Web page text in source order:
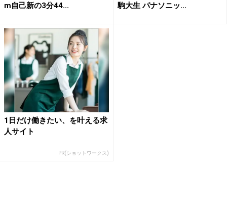
m自己新の3分44...
駒大生 パナソニッ...
1日だけ働きたい、を叶える求
人サイト
PR(ショットワークス)